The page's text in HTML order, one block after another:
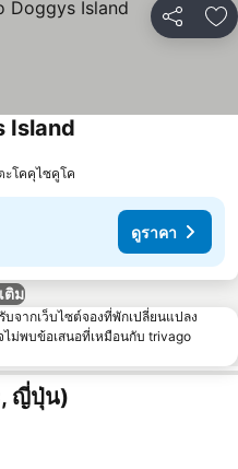
แชร์ เ
Island
ะโคคุไซคูโค
ดูราคา
ติม
จากเว็บไซต์จองที่พักเปลี่ยนแปลง
ม่พบข้อเสนอที่เหมือนกับ trivago
, ญี่ปุ่น)